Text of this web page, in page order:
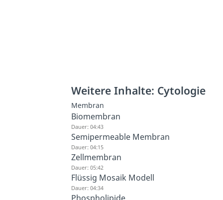
Weitere Inhalte: Cytologie
Membran
Biomembran
Dauer: 04:43
Semipermeable Membran
Dauer: 04:15
Zellmembran
Dauer: 05:42
Flüssig Mosaik Modell
Dauer: 04:34